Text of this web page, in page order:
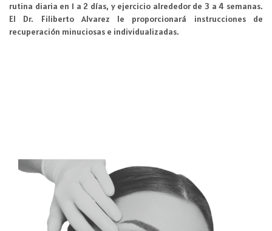
rutina diaria en 1 a 2 días, y ejercicio alrededor de 3 a 4 semanas.
El Dr. Filiberto Alvarez le proporcionará instrucciones de
recuperación minuciosas e individualizadas.